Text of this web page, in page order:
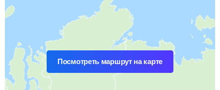
Посмотреть маршрут на карте